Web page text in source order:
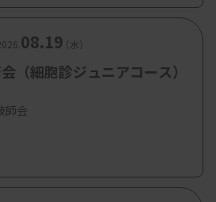
08.19（水）
（細胞診ジュニアコース）
師会